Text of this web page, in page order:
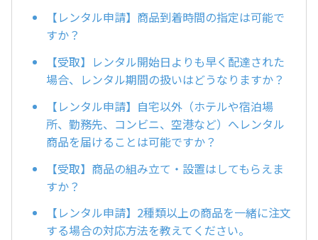
【レンタル申請】商品到着時間の指定は可能で
すか？
【受取】レンタル開始日よりも早く配達された
場合、レンタル期間の扱いはどうなりますか？
【レンタル申請】自宅以外（ホテルや宿泊場
所、勤務先、コンビニ、空港など）へレンタル
商品を届けることは可能ですか？
【受取】商品の組み立て・設置はしてもらえま
すか？
【レンタル申請】2種類以上の商品を一緒に注文
する場合の対応方法を教えてください。